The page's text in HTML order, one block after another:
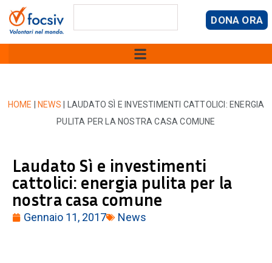
DONA ORA
HOME NEWS
LAUDATO SÌ E INVESTIMENTI CATTOLICI: ENERGIA
PULITA PER LA NOSTRA CASA COMUNE
Laudato Sì e investimenti
cattolici: energia pulita per la
nostra casa comune
Gennaio 11, 2017 News